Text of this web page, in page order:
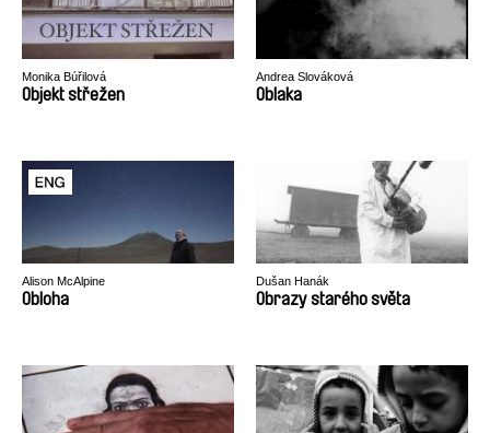
Monika Búřilová
Objekt střežen
Andrea Slováková
Oblaka
Alison McAlpine
Obloha
Dušan Hanák
Obrazy starého světa